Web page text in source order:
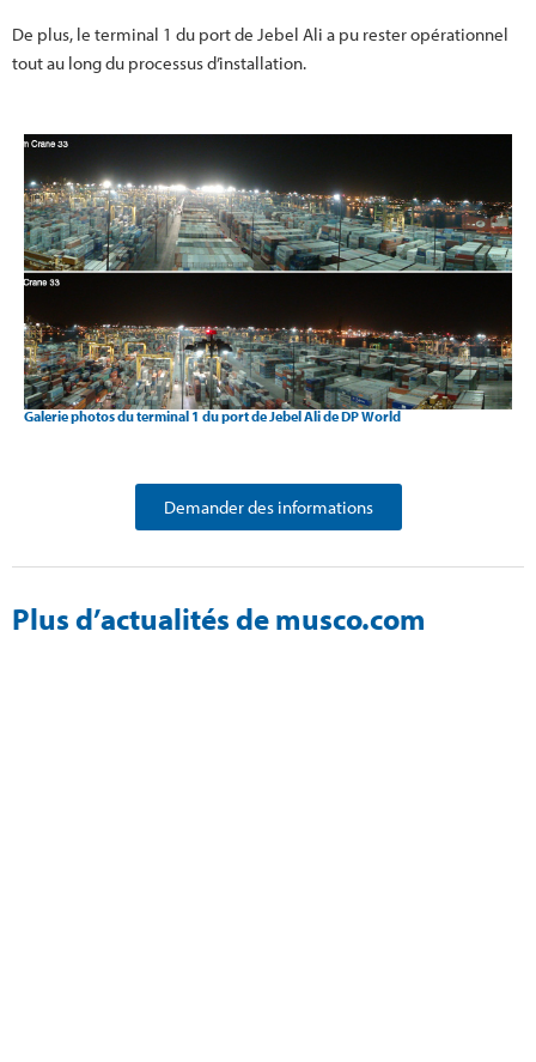
De plus, le terminal 1 du port de Jebel Ali a pu rester opérationnel
tout au long du processus d’installation.
Galerie photos du terminal 1 du port de Jebel Ali de DP World
Demander des informations
Plus d’actualités de musco.com